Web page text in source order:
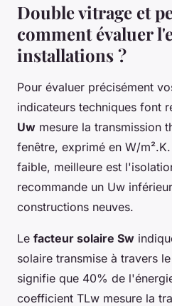
Double vitrage et
comment évaluer
installations ?
Pour évaluer précisément
indicateurs techniques font
Uw mesure la transmission
fenêtre, exprimé en W/
faible, meilleure est
recommande un Uw
constructions neuves.
Le facteur solaire Sw
solaire transmise à travers
signifie que 40% de
coefficient TLw mesure la